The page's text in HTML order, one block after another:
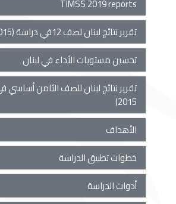
TIMSS 2019 reports
تقرير نتائج لبنان لصف 12في دراسة (TIMSS 2015)
تحسين مستويات الأداء في لبنان
2015)
الأهداف
خطوات تطبيق الدراسة
أدوات الدراسة